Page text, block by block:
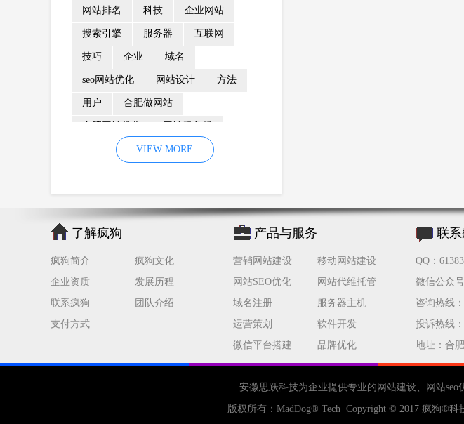
网站排名 科技 企业网站
搜索引擎 服务器 互联网
技巧 企业 域名
seo网站优化 网站设计 方法
用户 合肥做网站
优化 网站降权
企业网站建设 效果 页面
网络营销 因素 网络公司
网站流量
百度优化 网站收录
网站seo 专业
VIEW MORE
了解疯狗
疯狗简介
疯狗文化
企业资质
发展历程
联系疯狗
团队介绍
支付方式
产品与服务
营销网站建设
移动网站建设
网站SEO优化
网站代维托管
域名注册
服务器主机
运营策划
软件开发
微信平台搭建
品牌优化
联
QQ：
微信公众
咨询热线
投诉热线：
地址：合
安徽思跃科技为企业提供专业的 网站建设 、 网站seo
版权所有： MadDog® Tech Copyright © 2017 疯狗®科